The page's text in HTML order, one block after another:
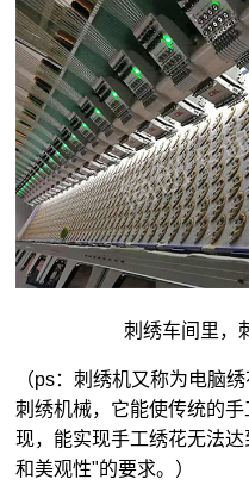
刺绣车间里，
（ps：刺绣机又称为电脑
刺绣机械，它能使传统的
现，能实现手工绣花无法
和美观性"的要求。）